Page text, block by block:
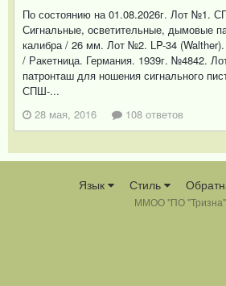
По состоянию на 01.08.2026г. Лот №1.
Сигнальные, осветительные, дымовые
калибра / 26 мм. Лот №2. LP-34
/ Ракетница. Германия. 1939г. №4842.
патронташ для ношения сигнального
СПШ-...
28 мая, 2016
108 ответов
Язык Стиль
ММОО "ПО "Тризна"